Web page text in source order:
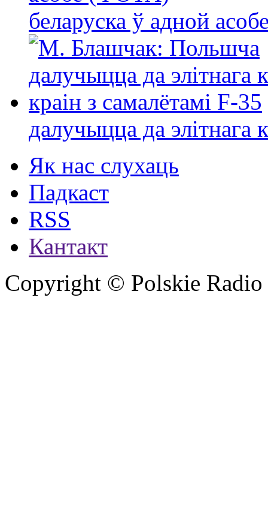
беларуска ў адной
далучыцца да элітнага
Як нас слухаць
Падкаст
RSS
Кантакт
Copyright © Polskie